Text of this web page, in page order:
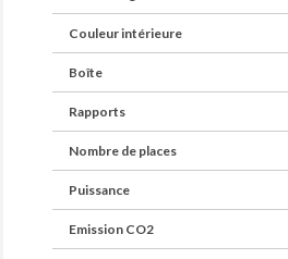
Couleur intérieure
Boîte
Rapports
Nombre de places
Puissance
Emission CO2